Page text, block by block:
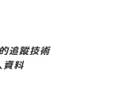
追蹤技術
資料